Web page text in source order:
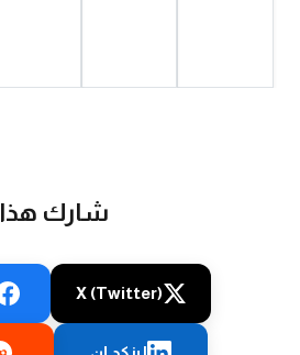
شارك هذا
X (Twitter)